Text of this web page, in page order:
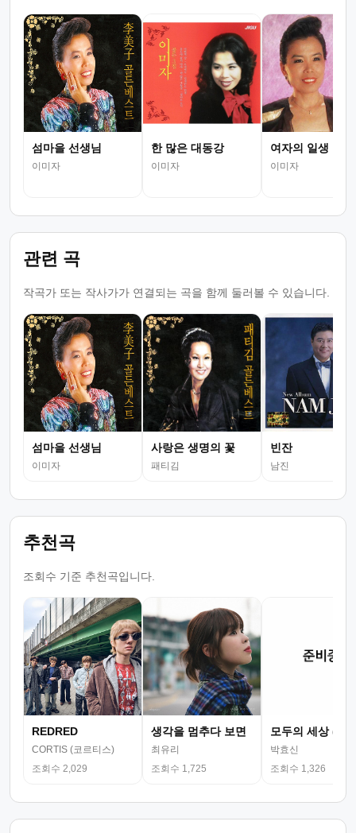
섬마을 선생님
이미자
한 많은 대동강
이미자
여자의 일생
이미자
관련 곡
작곡가 또는 작사가가 연결되는 곡을 함께 둘러볼 수 있습니다.
섬마을 선생님
이미자
사랑은 생명의 꽃
패티김
빈잔
남진
추천곡
조회수 기준 추천곡입니다.
REDRED
CORTIS (코르티스)
조회수 2,029
생각을 멈추다 보면
최유리
조회수 1,725
모두의 세상 (뮤
박효신
조회수 1,326